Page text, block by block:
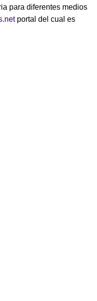
para diferentes medios
portal del cual es